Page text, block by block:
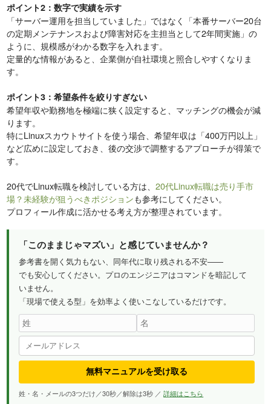
ポイント2：数字で実績を示す
「サーバー運用を担当していました」ではなく「本番サーバー20台
の定期メンテナンスおよび障害対応を主担当として2年間実施」の
ように、規模感がわかる数字を入れます。
定量的な情報があると、企業側が自社環境と照合しやすくなりま
す。
ポイント3：希望条件を絞りすぎない
希望年収や勤務地を極端に狭く設定すると、マッチングの機会が減
ります。
特にLinuxスカウトサイトを使う場合、希望年収は「400万円以上」
など広めに設定しておき、後の交渉で調整するアプローチが得策で
す。
20代でLinux転職を検討している方は、20代Linux転職は売り手市
場？未経験が狙うべきポジションも参考にしてください。
プロフィール作成に活かせる考え方が整理されています。
「このままじゃマズい」と感じていませんか？
参考書を開く気力もない、同年代に取り残される不安——
でも安心してください。プロのエンジニアはコマンドを暗記して
いません。
「現場で使える型」を効率よく使いこなしているだけです。
無料マニュアルを受け取る
姓・名・メールの3つだけ／30秒／解除は3秒 ／詳細はこちら